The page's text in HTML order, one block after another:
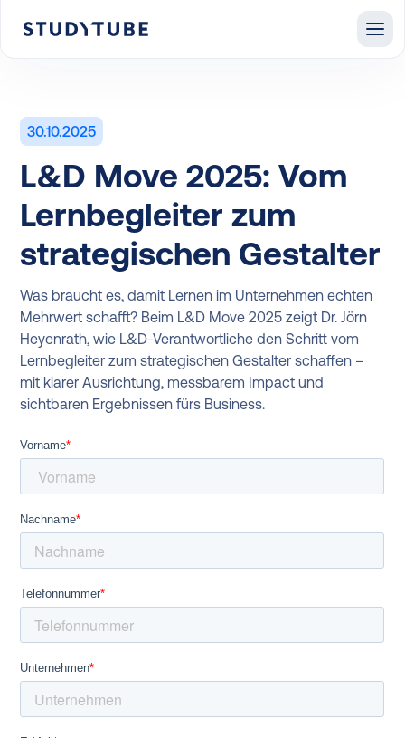
30.10.2025
L&D Move 2025: Vom
Lernbegleiter zum
strategischen Gestalter
Was braucht es, damit Lernen im Unternehmen echten
Mehrwert schafft? Beim L&D Move 2025 zeigt Dr. Jörn
Heyenrath, wie L&D-Verantwortliche den Schritt vom
Lernbegleiter zum strategischen Gestalter schaffen –
mit klarer Ausrichtung, messbarem Impact und
sichtbaren Ergebnissen fürs Business.